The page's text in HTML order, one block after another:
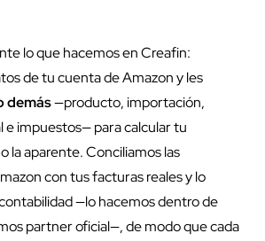
lo que hacemos en Creafin:
de tu cuenta de Amazon y les
demás—producto, importación,
e impuestos— para calcular tu
la aparente. Conciliamos las
con tus facturas reales y lo
—lo hacemos dentro de
partner oficial—, de modo que cada